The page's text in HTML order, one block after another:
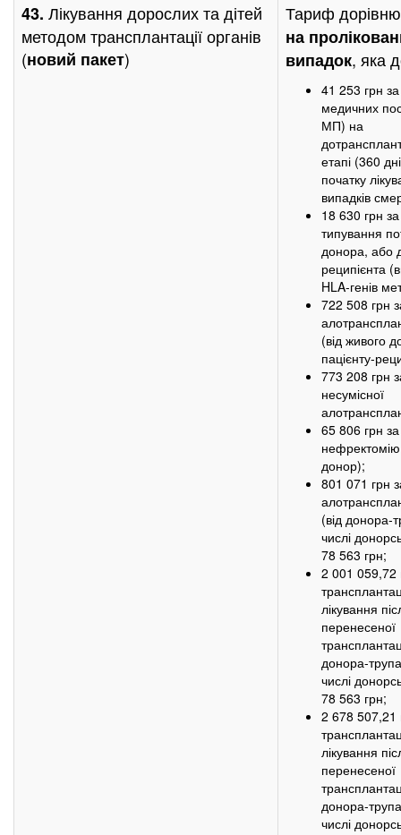
43. Лікування дорослих та дітей
методом трансплантації органів
(новий пакет)
Тариф
на
випадок, яка
41 253 грн
медичних
МП) на
етапі (360
початку
випадків
18 630 грн
типування
донора, або
реципієнта
HLA-генів
722 508 грн
(від живого
пацієнту-
773 208 грн
несумісної
65 806 грн
донор);
801 071 грн
(від донора-
числі
78 563 грн;
2 001 059,72
лікування
перенесеної
донора-
числі
78 563 грн;
2 678 507,21
лікування
перенесеної
донора-
числі